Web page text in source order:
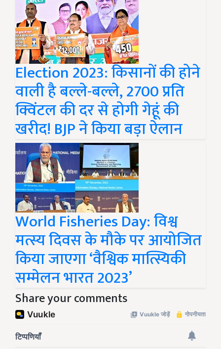
Election 2023: किसानों की होने
वाली है बल्ले-बल्ले, 2700 प्रति
क्विंटल की दर से होगी गेहूं की
खरीद! BJP ने किया बड़ा ऐलान
World Fisheries Day: विश्व
मत्स्य दिवस के मौके पर आयोजित
किया जाएगा ‘वैश्विक मात्स्यिकी
सम्मेलन भारत 2023’
Share your comments